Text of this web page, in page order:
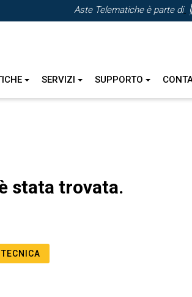
Aste Telematiche è parte di
SERVIZI SUPPORTO
stata trovata.